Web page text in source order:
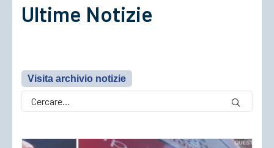
Notizie e Documenti
Il Sistema
Ultime Notizie
Visita archivio notizie